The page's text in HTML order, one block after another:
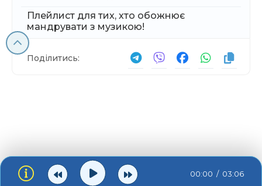
Плейлист для тих, хто обожнює
мандрувати з музикою!
Поділитись:
00:00 03:06